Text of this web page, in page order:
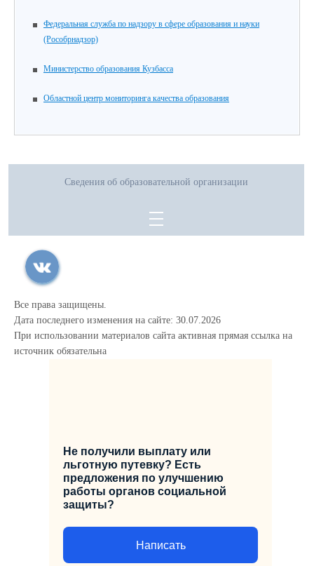
Федеральная служба по надзору в сфере образования и науки
(Рособрнадзор)
Министерство образования Кузбасса
Областной центр мониторинга качества образования
Сведения об образовательной организации
Все права защищены.
Дата последнего изменения на сайте: 30.07.2026
При использовании материалов сайта активная прямая ссылка на
источник обязательна
Не получили выплату или
льготную путевку? Есть
предложения по улучшению
работы органов социальной
защиты?
Написать